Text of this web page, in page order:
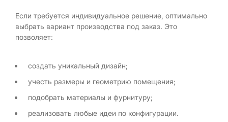
Если требуется индивидуальное решение, оптимально
выбрать вариант производства под заказ. Это
позволяет:
создать уникальный дизайн;
учесть размеры и геометрию помещения;
подобрать материалы и фурнитуру;
реализовать любые идеи по конфигурации.